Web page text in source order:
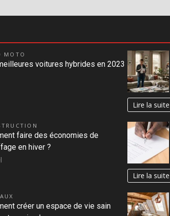
MOTO
voitures hybrides en 2023
Lire la suite
faire des économies de
en hiver ?
Lire la suite
créer un espace de vie sain